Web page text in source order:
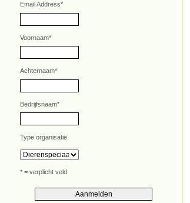
Email Address*
Voornaam*
Achternaam*
Bedrijfsnaam*
Type organisatie
* = verplicht veld